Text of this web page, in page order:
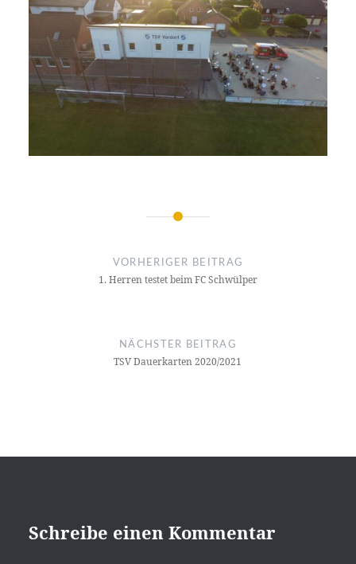
Beitragsnavigation
VORHERIGER BEITRAG
1. Herren testet beim FC Schwülper
NÄCHSTER BEITRAG
TSV Dauerkarten 2020/2021
Schreibe einen Kommentar